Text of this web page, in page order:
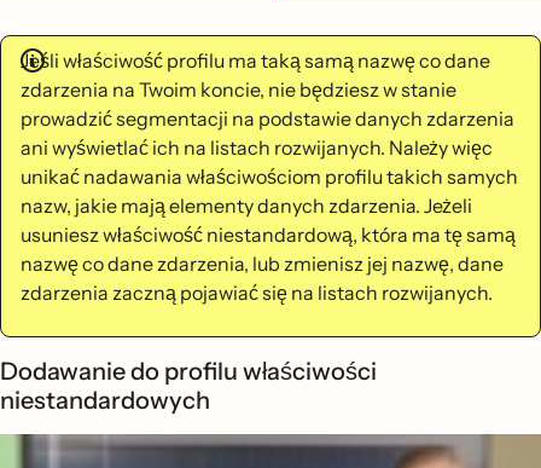
Jeśli właściwość profilu ma taką samą nazwę co dane
zdarzenia na Twoim koncie, nie będziesz w stanie
prowadzić segmentacji na podstawie danych zdarzenia
ani wyświetlać ich na listach rozwijanych. Należy więc
unikać nadawania właściwościom profilu takich samych
nazw, jakie mają elementy danych zdarzenia. Jeżeli
usuniesz właściwość niestandardową, która ma tę samą
nazwę co dane zdarzenia, lub zmienisz jej nazwę, dane
zdarzenia zaczną pojawiać się na listach rozwijanych.
Dodawanie do profilu właściwości
niestandardowych